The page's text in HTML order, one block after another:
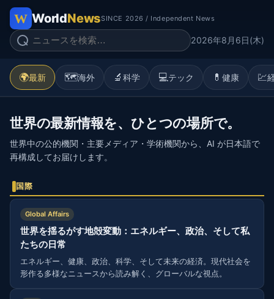
WorldNewsSINCE 2026 / Independent News
2026年8月6日(木)
🌍最新 🗺️海外 🔬 科学 💻テック 💊 健康 💹
世界の最新情報を、ひとつの場所で。
世界中の公的機関・主要メディア・学術機関から、AI が日本語で
再構成してお届けします。
国際
Global Affairs
世界を揺るがす地殻変動：エネルギー、政治、そして私
たちの日常
エネルギー、健康、政治、科学、そして未来の経済。現代社会を
形作る多様なニュースから読み解く、グローバルな視点。